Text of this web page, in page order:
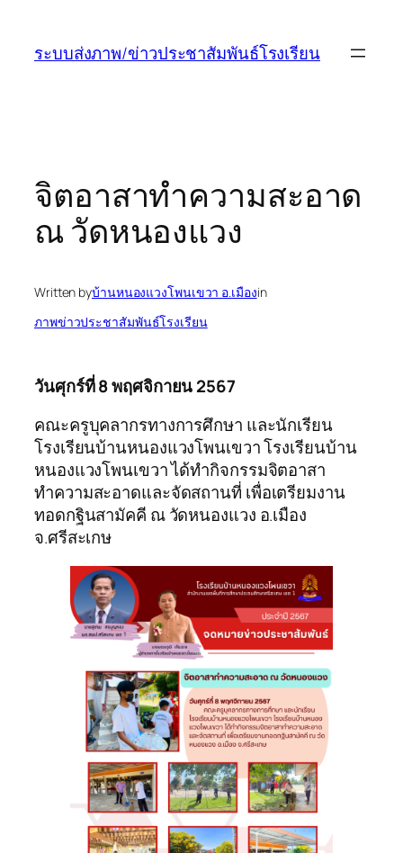
ระบบส่งภาพ/ข่าวประชาสัมพันธ์โรงเรียน
จิตอาสาทำความสะอาด
ณ วัดหนองแวง
Written byบ้านหนองแวงโพนเขวา อ.เมืองin
ภาพข่าวประชาสัมพันธ์โรงเรียน
วันศุกร์ที่ 8 พฤศจิกายน 2567
คณะครูบุคลากรทางการศึกษา และนักเรียน
โรงเรียนบ้านหนองแวงโพนเขวา โรงเรียนบ้าน
หนองแวงโพนเขวา ได้ทำกิจกรรมจิตอาสา
ทำความสะอาดและจัดสถานที่ เพื่อเตรียมงาน
ทอดกฐินสามัคคี ณ วัดหนองแวง อ.เมือง
จ.ศรีสะเกษ